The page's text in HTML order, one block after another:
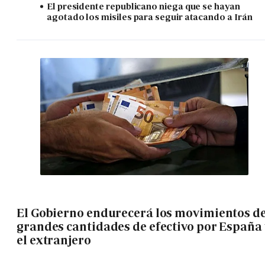
El presidente republicano niega que se hayan
agotado los misiles para seguir atacando a Irán
El Gobierno endurecerá los movimientos
grandes cantidades de efectivo por España
el extranjero